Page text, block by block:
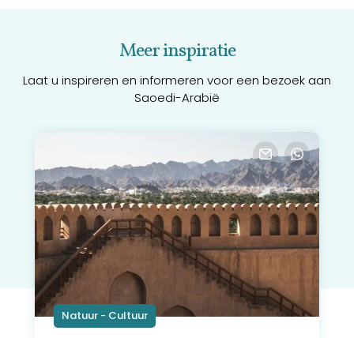
Meer inspiratie
Laat u inspireren en informeren voor een bezoek aan
Saoedi-Arabië
Natuur - Cultuur